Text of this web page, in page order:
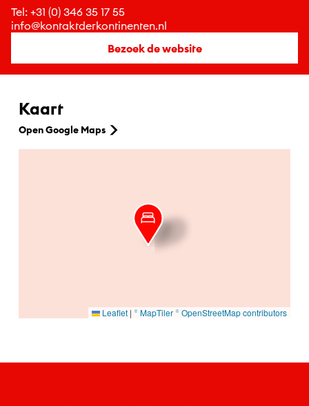
Tel: +31 (0) 346 35 17 55
info@kontaktderkontinenten.nl
Bezoek de website
Kaart
Open Google Maps
Leaflet | © MapTiler© OpenStreetMap contributors